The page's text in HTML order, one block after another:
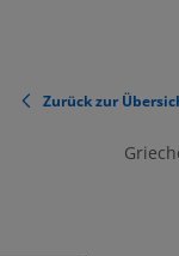
Zurück zur